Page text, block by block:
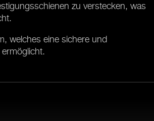
zu verstecken, was
welches eine sichere und